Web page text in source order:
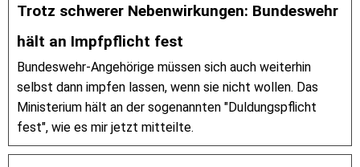
Trotz schwerer Nebenwirkungen: Bundeswehr
hält an Impfpflicht fest
Bundeswehr-Angehörige müssen sich auch weiterhin
selbst dann impfen lassen, wenn sie nicht wollen. Das
Ministerium hält an der sogenannten "Duldungspflicht
fest", wie es mir jetzt mitteilte.